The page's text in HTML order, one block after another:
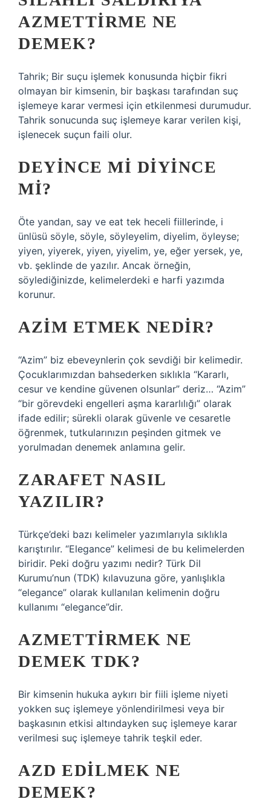
AZMETTIRME NE
DEMEK?
Tahrik; Bir suçu işlemek konusunda hiçbir fikri
olmayan bir kimsenin, bir başkası tarafından suç
işlemeye karar vermesi için etkilenmesi durumudur.
Tahrik sonucunda suç işlemeye karar verilen kişi,
işlenecek suçun faili olur.
DEYINCE MI DIYINCE
MI?
Öte yandan, say ve eat tek heceli fiillerinde, i
ünlüsü söyle, söyle, söyleyelim, diyelim, öyleyse;
yiyen, yiyerek, yiyen, yiyelim, ye, eğer yersek, ye,
vb. şeklinde de yazılır. Ancak örneğin,
söylediğinizde, kelimelerdeki e harfi yazımda
korunur.
AZIM ETMEK NEDIR?
“Azim” biz ebeveynlerin çok sevdiği bir kelimedir.
Çocuklarımızdan bahsederken sıklıkla “Kararlı,
cesur ve kendine güvenen olsunlar” deriz… “Azim”
“bir görevdeki engelleri aşma kararlılığı” olarak
ifade edilir; sürekli olarak güvenle ve cesaretle
öğrenmek, tutkularınızın peşinden gitmek ve
yorulmadan denemek anlamına gelir.
ZARAFET NASIL
YAZILIR?
Türkçe’deki bazı kelimeler yazımlarıyla sıklıkla
karıştırılır. “Elegance” kelimesi de bu kelimelerden
biridir. Peki doğru yazımı nedir? Türk Dil
Kurumu’nun (TDK) kılavuzuna göre, yanlışlıkla
“elegance” olarak kullanılan kelimenin doğru
kullanımı “elegance”dir.
AZMETTIRMEK NE
DEMEK TDK?
Bir kimsenin hukuka aykırı bir fiili işleme niyeti
yokken suç işlemeye yönlendirilmesi veya bir
başkasının etkisi altındayken suç işlemeye karar
verilmesi suç işlemeye tahrik teşkil eder.
AZD EDILMEK NE
DEMEK?